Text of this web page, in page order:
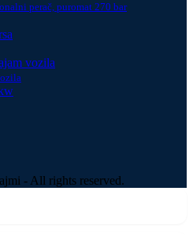
perač, puromat 270 bar
- All rights reserved.